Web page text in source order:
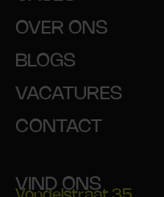
OVER ONS
BLOGS
VACATURES
CONTACT
VIND ONS